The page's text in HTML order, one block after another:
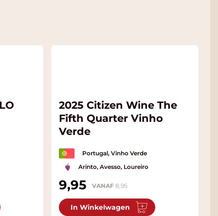
2025 Citizen Wine The
Fifth Quarter Vinho
Verde
Portugal, Vinho Verde
Arinto, Avesso, Loureiro
9,95 VANAF 8,95
In Winkelwagen